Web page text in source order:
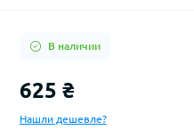
В наличии
625 ₴
Нашли дешевле?